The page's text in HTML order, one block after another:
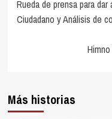
de
entradas
Rueda de prensa para
Ciudadano y Análisis de
Más historias